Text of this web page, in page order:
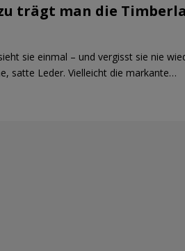
trägt man die
sie einmal – und vergisst sie nie
satte Leder. Vielleicht die markante…